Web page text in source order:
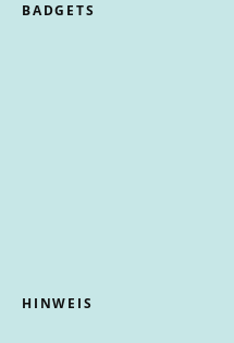
BADGETS
HINWEIS